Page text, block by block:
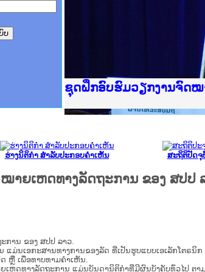
Ministry of Justice Lao
ເຜີຍແຜ່ວັບໄຊຈົດໝາຍເຫດ
ກະຊວງຍຸຕິທຳ
ຊຸດຝຶກອົບຮົມວຽກງານຈົດໝ
ກອງປະຊຸມທົບທວນຄືນການ
ຝຶກອົບຮົມ ຜູ່ປະສານງານວ
ຝຶກອົບຮົມ ຜູ່ປະສານງານວ
ເຜີຍແຜ່ແອັບກົດໝາຍລາວ
ເຜີຍແຜ່ແອັບກົດໝາຍລາວ
ຍົກລະດັບວຽກງານຈົດໝາຍ
ຊຸດຝຶກອົບຮົມວຽກງານຈົດໝ
ຮ່າງນິຕິກໍາ ສໍາລັບປະກອບຄໍາເຫັນ ສະຖິຕິປັດຈຸ
າຍເຫດທາງລັດຖະການ ຂອງ ສປປ
ານ ຂອງ ສປປ ລາວ.
ມ່ນ​ເອ​ກະ​ສານ​ທາງ​ການ​ຂອງ​ລັດ ທີ່​ເປັນ​ຮູບ​ແບບ​ເອ​ເລັກ​ໂຕ​ຣ​ນິ
ຫຼື ເພື່ອທາບທາມຄໍາເຫັນ.
ເຫດ​ທາງ​ລັດ​ຖະ​ການ ​ແມ່ນ​ບັນ​ດາ​ນິ​ຕິ​ກຳ​ທີ່​ມີ​ຜົນ​ບັງ​ຄັບ​ທົ່ວ​ໄປ ຕ